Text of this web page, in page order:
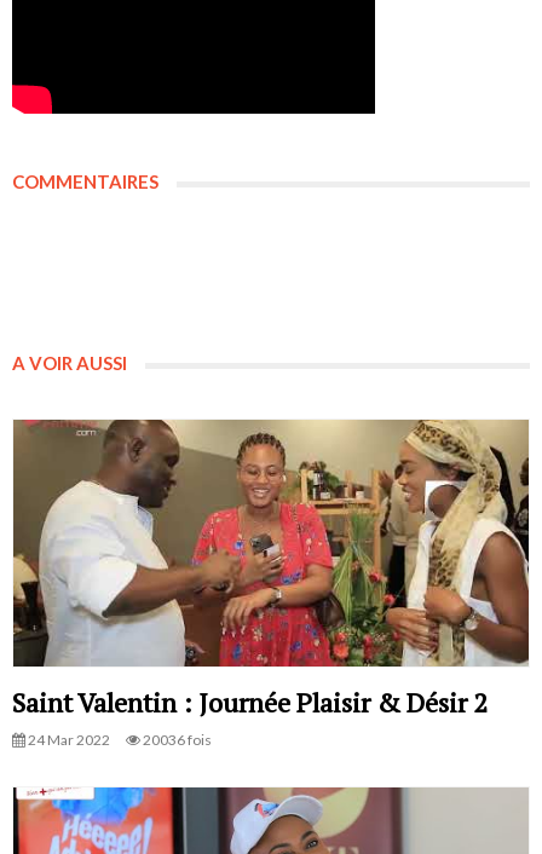
COMMENTAIRES
A VOIR AUSSI
Saint Valentin : Journée Plaisir & Désir 2
24 Mar 2022 20036 fois